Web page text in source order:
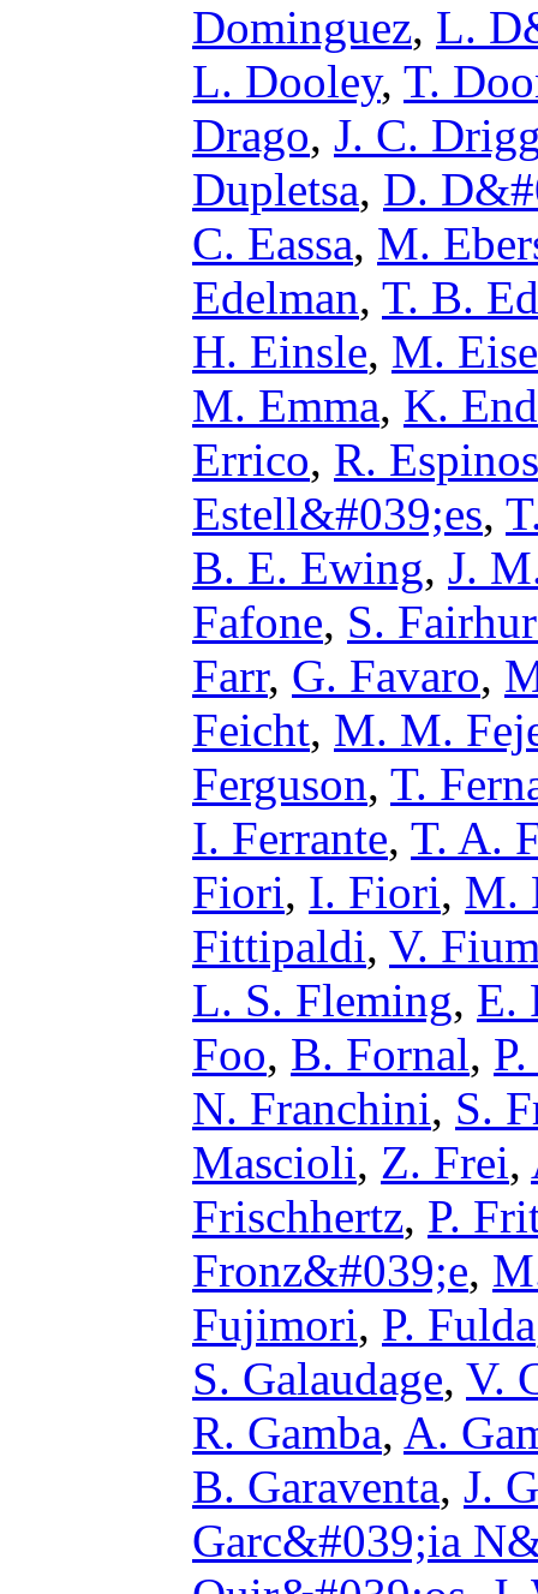
Dominguez, L.
L. Dooley, T.
Drago, J. C.
Dupletsa, D.
C. Eassa, M.
Edelman, T. B.
H. Einsle, M.
M. Emma, K.
Errico, R.
Estell&#039;es,
B. E. Ewing, J.
Fafone, S.
Farr, G. Favaro,
Feicht, M. M.
Ferguson, T.
I. Ferrante, T. A.
Fiori, I. Fiori, M.
Fittipaldi, V.
L. S. Fleming, E.
Foo, B. Fornal,
N. Franchini, S.
Mascioli, Z. Frei,
Frischhertz, P.
Fronz&#039;e,
Fujimori, P. Fulda
S. Galaudage, V.
R. Gamba, A.
B. Garaventa, J.
Garc&#039;ia